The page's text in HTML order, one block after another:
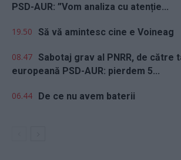
PSD-AUR: ”Vom analiza cu atenție...
19.50 Să vă amintesc cine e Voineag
08.47 Sabotaj grav al PNRR, de către
europeană PSD-AUR: pierdem 5...
06.44 De ce nu avem baterii